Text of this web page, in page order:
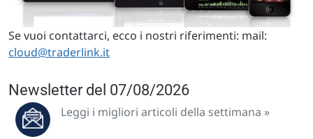
Se vuoi contattarci, ecco i nostri riferimenti: mail:
cloud@traderlink.it
Newsletter del 07/08/2026
Leggi i migliori articoli della settimana »